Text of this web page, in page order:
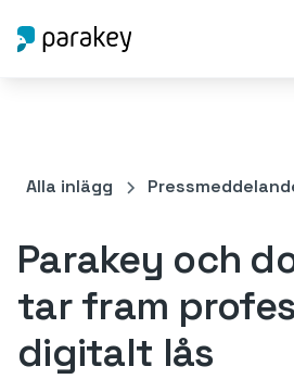
Alla inlägg
Parakey och
tar fram
digitalt lås